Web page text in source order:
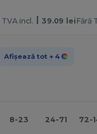
TVA incl. | 39.09 lei Fără
Afișează tot + 4
8-23 24-71 72-